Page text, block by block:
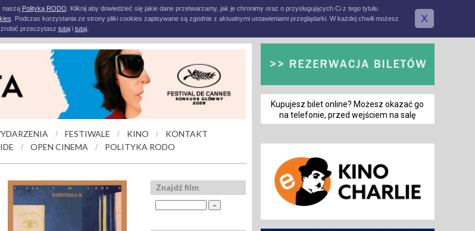
naszą Polityką RODO . Kliknij aby dowiedzieć się jakie dane przetwarzamy, jak je chronimy oraz o przysługujących Ci z tego tytułu
. Podczas korzystania ze strony pliki cookies zapisywane są zgodnie z aktualnymi ustawieniami przeglądarki. W każdej chwili możesz
zrobić przeczytasz tutaji tutaj.
X
/ FESTIWALE / KINO /
KONTAKT
/ OPEN CINEMA / POLITYKA RODO
Znajdź film
Kupujesz bilet online? Możesz okazać go
na telefonie, przed wejściem na salę